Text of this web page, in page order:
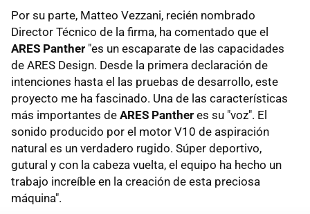
Por su parte, Matteo Vezzani, recién nombrado
Director Técnico de la firma, ha comentado que el
ARES Panther "es un escaparate de las capacidades
de ARES Design. Desde la primera declaración de
intenciones hasta el las pruebas de desarrollo, este
proyecto me ha fascinado. Una de las características
más importantes de ARES Panther es su "voz". El
sonido producido por el motor V10 de aspiración
natural es un verdadero rugido. Súper deportivo,
gutural y con la cabeza vuelta, el equipo ha hecho un
trabajo increíble en la creación de esta preciosa
máquina".